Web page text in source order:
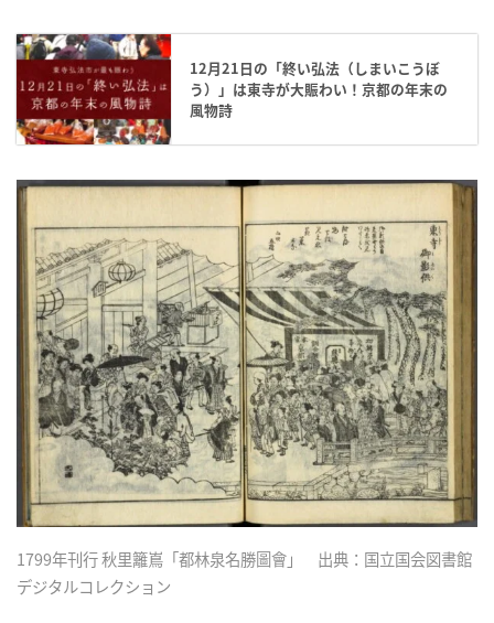
12月21日の「終い弘法（しまいこうぼ
う）」は東寺が大賑わい！京都の年末の
風物詩
1799年刊行 秋里籬嶌「都林泉名勝圖會」 出典：国立国会図書館
デジタルコレクション